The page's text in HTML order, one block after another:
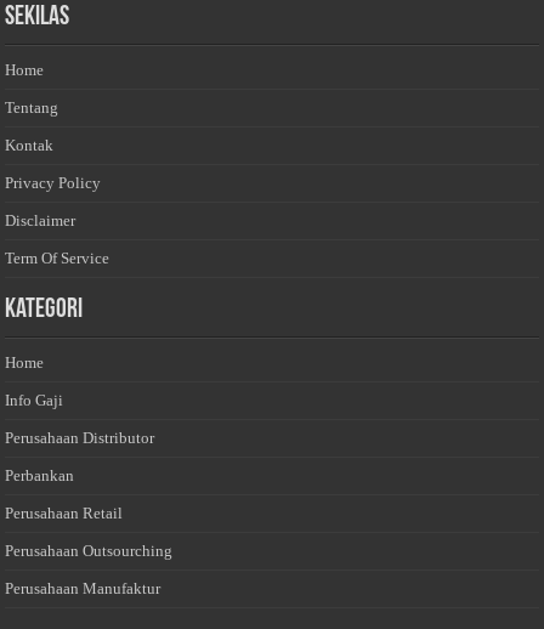
Sekilas
Home
Tentang
Kontak
Privacy Policy
Disclaimer
Term Of Service
Kategori
Home
Info Gaji
Perusahaan Distributor
Perbankan
Perusahaan Retail
Perusahaan Outsourching
Perusahaan Manufaktur